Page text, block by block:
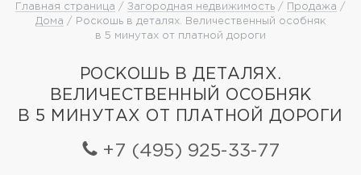
Главная страница / Загородная недвижимость / Продажа /
Дома / Роскошь в деталях. Величественный особняк
в 5 минутах от платной дороги
РОСКОШЬ В ДЕТАЛЯХ.
ВЕЛИЧЕСТВЕННЫЙ ОСОБНЯК
В 5 МИНУТАХ ОТ ПЛАТНОЙ ДОРОГИ
+7 (495) 925-33-77